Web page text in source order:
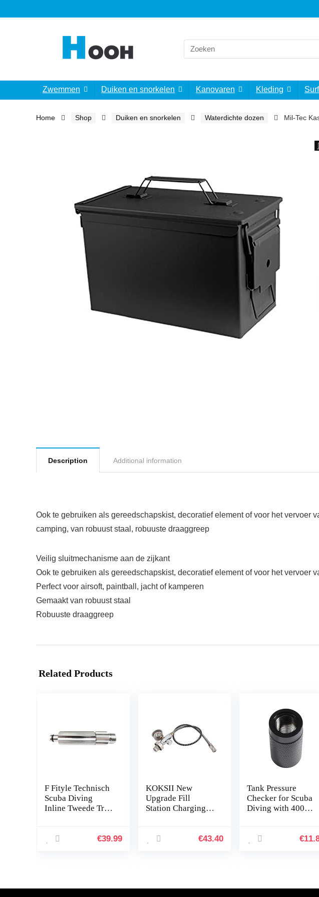
Search
for:
Zwemmen Duiken en snorkelen Kanovaren Kleding
Home Shop Duiken en snorkelen Waterdichte dozen Mil-Tec
Description Additional information
Ook te gebruiken als gereedschapskist, decoratief element of voor het
camping, van robuust staal, robuuste draaggreep
Veilig sluitmechanisme aan de zijkant
Ook te gebruiken als gereedschapskist, decoratief element of voor het vervoer
Perfect voor airsoft, paintball, jacht of kamperen
Gemaakt van robuust staal
Robuuste draaggreep
Related Products
F Fityle Technisch
Scuba Diving
Inline Tweede Trap
schap
€39.99
KOKSII New
Upgrade Fill
Station Charging
W/Din 232/300Bar
€43.40
Tank Pressure
Checker for Scuba
Diving with 4000
Alat Test,B
€